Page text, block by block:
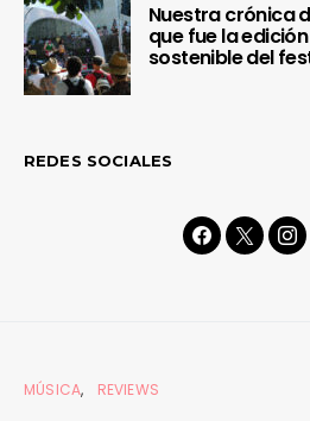
Nuestra crónica
que fue la
sostenible del
REDES SOCIALES
MÚSICA REVIEWS